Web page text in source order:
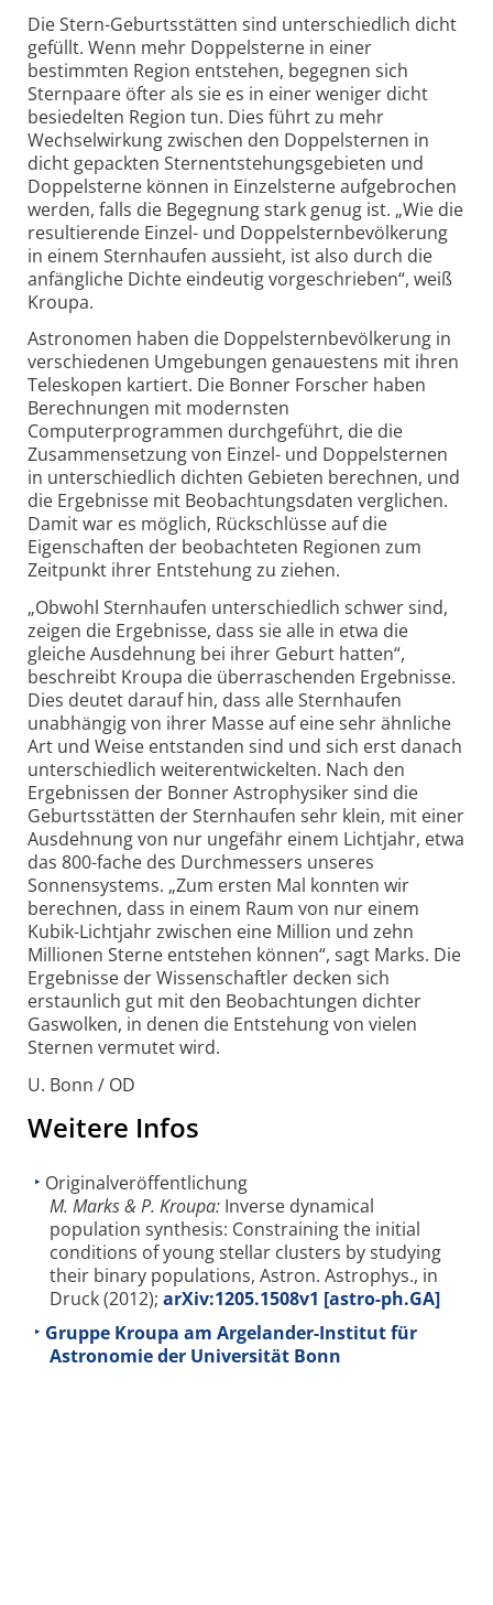
Die Stern-Geburtsstätten sind unterschiedlich dicht
gefüllt. Wenn mehr Doppelsterne in einer
bestimmten Region entstehen, begegnen sich
Sternpaare öfter als sie es in einer weniger dicht
besiedelten Region tun. Dies führt zu mehr
Wechselwirkung zwischen den Doppelsternen in
dicht gepackten Sternentstehungsgebieten und
Doppelsterne können in Einzelsterne aufgebrochen
werden, falls die Begegnung stark genug ist. „Wie die
resultierende Einzel- und Doppelsternbevölkerung
in einem Sternhaufen aussieht, ist also durch die
anfängliche Dichte eindeutig vorgeschrieben“, weiß
Kroupa.
Astronomen haben die Doppelsternbevölkerung in
verschiedenen Umgebungen genauestens mit ihren
Teleskopen kartiert. Die Bonner Forscher haben
Berechnungen mit modernsten
Computerprogrammen durchgeführt, die die
Zusammensetzung von Einzel- und Doppelsternen
in unterschiedlich dichten Gebieten berechnen, und
die Ergebnisse mit Beobachtungsdaten verglichen.
Damit war es möglich, Rückschlüsse auf die
Eigenschaften der beobachteten Regionen zum
Zeitpunkt ihrer Entstehung zu ziehen.
„Obwohl Sternhaufen unterschiedlich schwer sind,
zeigen die Ergebnisse, dass sie alle in etwa die
gleiche Ausdehnung bei ihrer Geburt hatten“,
beschreibt Kroupa die überraschenden Ergebnisse.
Dies deutet darauf hin, dass alle Sternhaufen
unabhängig von ihrer Masse auf eine sehr ähnliche
Art und Weise entstanden sind und sich erst danach
unterschiedlich weiterentwickelten. Nach den
Ergebnissen der Bonner Astrophysiker sind die
Geburtsstätten der Sternhaufen sehr klein, mit einer
Ausdehnung von nur ungefähr einem Lichtjahr, etwa
das 800-fache des Durchmessers unseres
Sonnensystems. „Zum ersten Mal konnten wir
berechnen, dass in einem Raum von nur einem
Kubik-Lichtjahr zwischen eine Million und zehn
Millionen Sterne entstehen können“, sagt Marks. Die
Ergebnisse der Wissenschaftler decken sich
erstaunlich gut mit den Beobachtungen dichter
Gaswolken, in denen die Entstehung von vielen
Sternen vermutet wird.
U. Bonn / OD
Weitere Infos
Originalveröffentlichung
M. Marks & P. Kroupa: Inverse dynamical
population synthesis: Constraining the initial
conditions of young stellar clusters by studying
their binary populations, Astron. Astrophys., in
Druck (2012); arXiv:1205.1508v1 [astro-ph.GA]
Gruppe Kroupa am Argelander-Institut für
Astronomie der Universität Bonn